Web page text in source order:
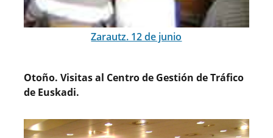
Zarautz. 12 de junio
Otoño. Visitas al Centro de Gestión de Tráfico
de Euskadi.